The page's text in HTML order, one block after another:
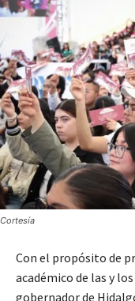
Cortesía
Con el propósito de
académico de las y
gobernador de